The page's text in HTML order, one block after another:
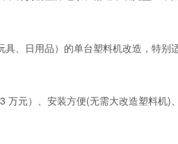
、日用品）的单台塑料机改造，特别
万元）、安装方便(无需大改造塑料机)